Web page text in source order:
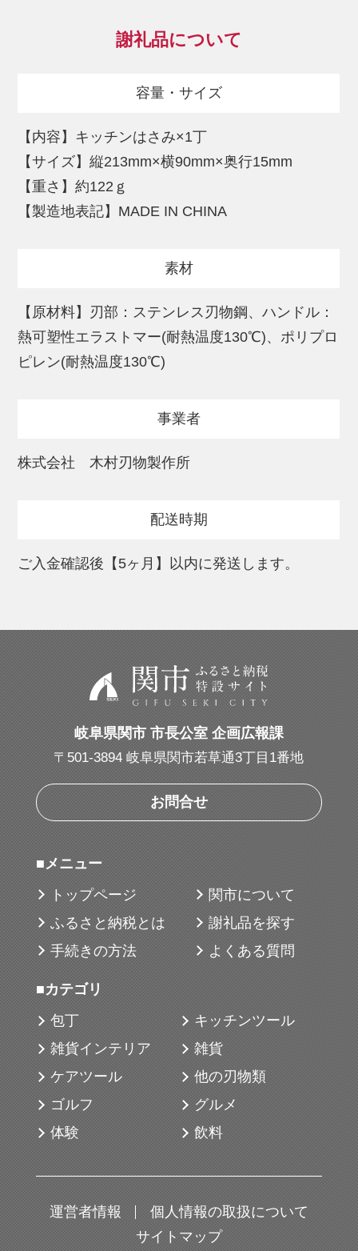
料理を作ることを通じて、あなたと、あな
伝いする貝印株式会社の調理道具ブラン
料理のプロたちが厳しくチェックしたうえ
に考え抜かれたキッチンツールシリーズを
ぜひ手に取ってみてください。
SELECT100の3つの特徴。
(2)直感的に使い方が分かる、シンプルなつ
くり
(3)必要最低限の要素で機能を満たす、理に
過ぎていく時間に、意識や想いを乗せて過
ンが、丁寧な暮らしの一部となる。
なたを、大切な人を笑顔にする。それを私
手になじむ調理道具たちが、無限に広がる
幸せをお手伝いします。
■地場産品に該当する理由
本返礼品は、 市内で企画開発、製品設計、
の過半が市内で生じている。（告示第5条第
3号ロに該当）
※製造は市外（中国）で行っています。
※離島には配送できません
謝礼品について
容量・サイズ
【内容】キッチンはさみ×1丁
【サイズ】縦213mm×横90mm×奥行15mm
【重さ】約122ｇ
【製造地表記】MADE IN CHINA
素材
【原材料】刃部：ステンレス刃物鋼、ハンドル：
熱可塑性エラストマー(耐熱温度130℃)、ポリプロ
ピレン(耐熱温度130℃)
事業者
株式会社 木村刃物製作所
配送時期
ご入金確認後【5ヶ月】以内に発送します。
岐阜県関市 市長公室 企画広報課
〒501-3894 岐阜県関市若草通3丁目1番地
お問合せ
■メニュー
トップページ
関市について
ふるさと納税とは
謝礼品を探す
手続きの方法
よくある質問
■カテゴリ
包丁
キッチンツール
雑貨インテリア
雑貨
ケアツール
他の刃物類
ゴルフ
グルメ
体験
飲料
運営者情報
個人情報の取扱について
サイトマップ